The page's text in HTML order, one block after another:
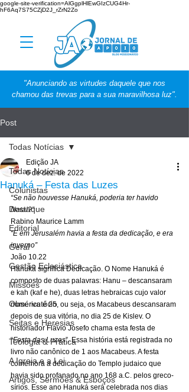
google-site-verification=AlGgplHlEwGIzCUG4Hr-
hF6Aq7S75CZjD2J_rZrN2Zo
"Anunciando as virtudes daquele que nos
chamou das trevas para a sua maravilhosa luz".
Post
Todas Notícias
Colunistas
Destaque
Editorial
Geral
Gestão Eclesiástica
Missões
Observatório
Seitas e Heresias
Teologia & Prática
A Igreja e a Lei
Artigos, Sermões & Esboços
Todas Notícias
Hanuká – Festa das Luzes
Edição JA
6 de dez. de 2022
“Se não houvesse Hanuká, poderia ter havido
Natal?”
Rabino Maurice Lamm
“E em Jerusalém havia a festa da dedicação, e era
inverno”
João 10.22
Hanuká significa Dedicação. O Nome Hanuká é
composto de duas palavras: Hanu – descansaram
e kah (kaf e he), duas letras hebraicas cujo valor
numérico é 25, ou seja, os Macabeus descansaram
depois de sua vitória, no dia 25 de Kislev. O
historiador Flávio Josefo chama esta festa de
“Festa das Luzes”. Essa história está registrada no
livro não canônico de 1 aos Macabeus. A festa
comemora a dedicação do Templo judaico que
havia sido profanado no ano 168 a.C. pelos greco-
sírios. Esse ano Hanuká será celebrada nos dias